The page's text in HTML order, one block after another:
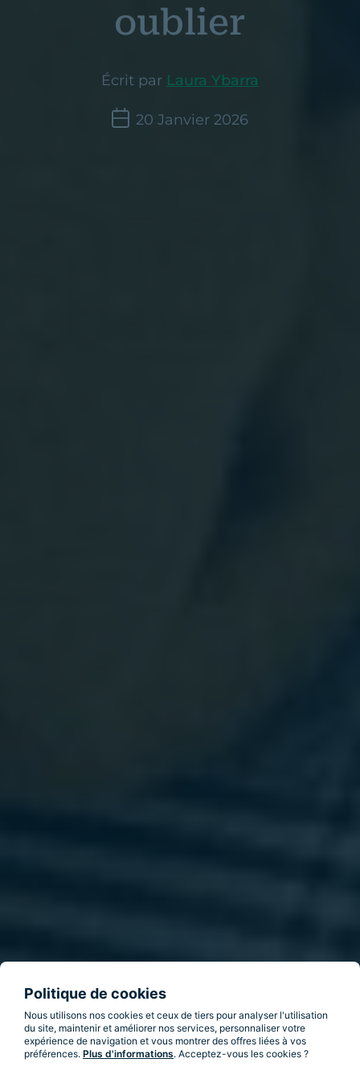
oublier
Écrit par Laura Ybarra
20 Janvier 2026
Politique de cookies
Nous utilisons nos cookies et ceux de tiers pour analyser l'utilisation
du site, maintenir et améliorer nos services, personnaliser votre
expérience de navigation et vous montrer des offres liées à vos
préférences. Plus d'informations. Acceptez-vous les cookies ?